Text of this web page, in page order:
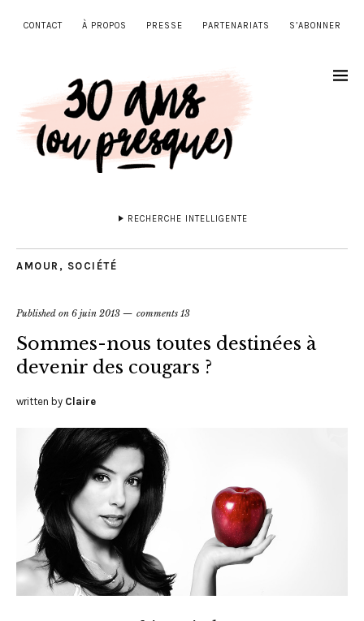
CONTACT À PROPOS PRESSE PARTENARIATS S’ABONNER
RECHERCHE INTELLIGENTE
AMOUR , SOCIÉTÉ
Published on 6 juin 2013 comments 13
Sommes-nous toutes destinées à
devenir des cougars ?
written by Claire